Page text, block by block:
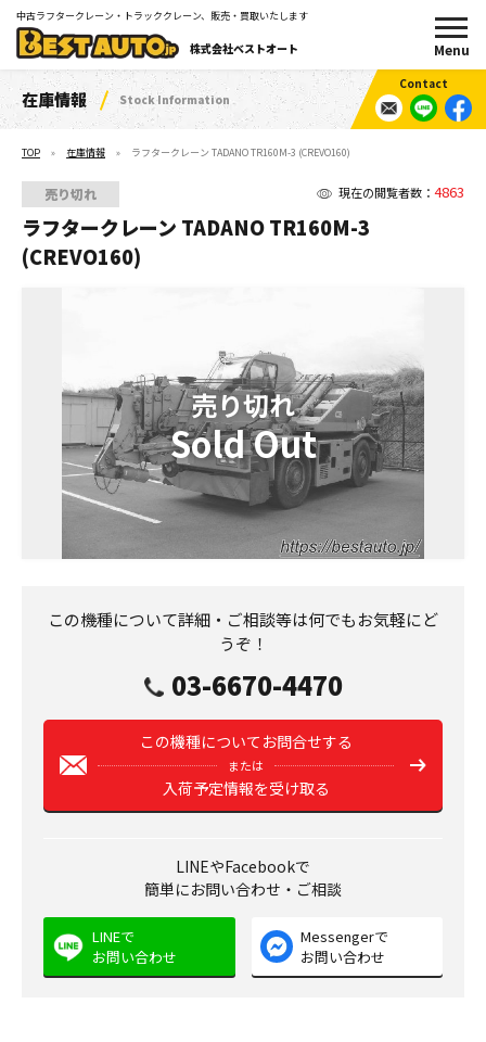
中古ラフタークレーン・トラッククレーン、販売・買取いたします
株式会社ベストオート
在庫情報 Stock Information
TOP 在庫情報 ラフタークレーン TADANO TR160M-3 (CREVO160)
現在の閲覧者数： 4863
売り切れ
ラフタークレーン TADANO TR160M-3
(CREVO160)
この機種について詳細・ご相談等は何でもお気軽にど
うぞ！
03-6670-4470
この機種についてお問合せする
または
入荷予定情報を受け取る
LINEやFacebookで
簡単にお問い合わせ・ご相談
LINEで
お問い合わせ
Messengerで
お問い合わせ